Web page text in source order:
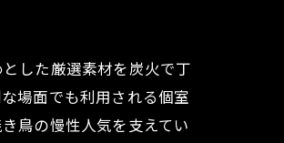
した厳選素材を炭火で丁
場面でも利用される個室
鳥の慢性人気を支えてい